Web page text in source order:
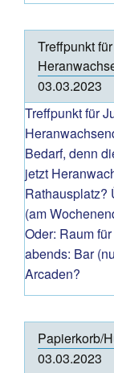
Treffpunkt
03.03.2023
Treffpunkt für
Bedarf, denn
jetzt
Rathausplatz?
(am
Oder: Raum
abends: Bar
Arcaden?
Papierkorb/
03.03.2023